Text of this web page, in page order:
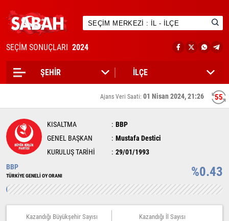
SEÇİM SONUÇLARI 2024
55
Ajans Veri Saati: 01 Nisan 2024, 21:26
KISALTMA
BBP
GENEL BAŞKAN
Mustafa Destici
KURULUŞ TARİHİ
29/01/1993
BBP
TÜRKİYE GENELİ OY ORANI %0.43
Kazandığı Büyükşehir Sayısı Kazandığı İl Sayısı